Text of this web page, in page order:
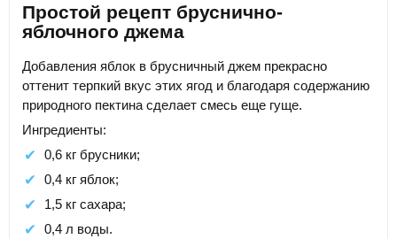
Простой рецепт бруснично-
яблочного джема
Добавления яблок в брусничный джем прекрасно
оттенит терпкий вкус этих ягод и благодаря содержанию
природного пектина сделает смесь еще гуще.
Ингредиенты:
0,6 кг брусники;
0,4 кг яблок;
1,5 кг сахара;
0,4 л воды.